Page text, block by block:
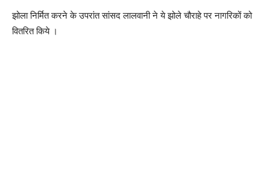
झोला निर्मित करने के उपरांत सांसद लालवानी ने ये झोले चौराहे पर नागरिकों को
वितरित किये ।